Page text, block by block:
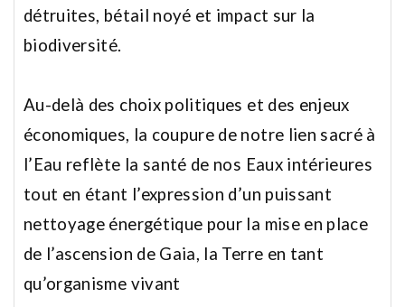
détruites, bétail noyé et impact sur la
biodiversité.
Au-delà des choix politiques et des enjeux
économiques, la coupure de notre lien sacré à
l’Eau reflète la santé de nos Eaux intérieures
tout en étant l’expression d’un puissant
nettoyage énergétique pour la mise en place
de l’ascension de Gaia, la Terre en tant
qu’organisme vivant